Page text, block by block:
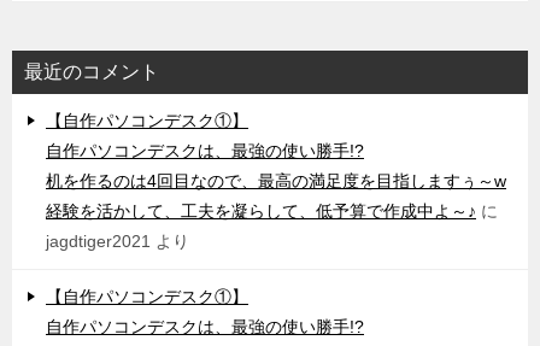
最近のコメント
【自作パソコンデスク①】
自作パソコンデスクは、最強の使い勝手!?
机を作るのは4回目なので、最高の満足度を目指しますぅ～w
経験を活かして、工夫を凝らして、低予算で作成中よ～♪ に
jagdtiger2021 より
【自作パソコンデスク①】
自作パソコンデスクは、最強の使い勝手!?